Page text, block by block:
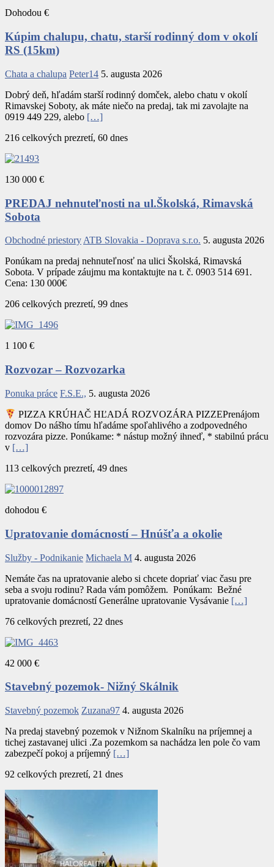
Dohodou €
Kúpim chalupu, chatu, starší rodinný dom v okolí
RS (15km)
Chata a chalupa Peter14 5. augusta 2026
Dobrý deň, hľadám starší rodinný domček, alebo chatu v okolí
Rimavskej Soboty, ak máte niečo na predaj, tak mi zavolajte na
0919 449 229, alebo […]
216 celkových prezretí, 60 dnes
130 000 €
PREDAJ nehnuteľnosti na ul.Školská, Rimavská
Sobota
Obchodné priestory ATB Slovakia - Doprava s.r.o. 5. augusta 2026
Ponúkam na predaj nehnuteľnosť na ulici Školská, Rimavská
Sobota. V prípade záujmu ma kontaktujte na t. č. 0903 514 691.
Cena: 130 000€
206 celkových prezretí, 99 dnes
1 100 €
Rozvozar – Rozvozarka
Ponuka práce F.S.E., 5. augusta 2026
PIZZA KRÚHAČ HĽADÁ ROZVOZÁRA PIZZEPrenájom
domov Do nášho tímu hľadáme spoľahlivého a zodpovedného
rozvozára pizze. Ponúkame: * nástup možný ihneď, * stabilnú prácu
v […]
113 celkových prezretí, 49 dnes
dohodou €
Upratovanie domácností – Hnúšťa a okolie
Služby - Podnikanie Michaela M 4. augusta 2026
Nemáte čas na upratovanie alebo si chcete dopriať viac času pre
seba a svoju rodinu? Rada vám pomôžem. Ponúkam: Bežné
upratovanie domácností Generálne upratovanie Vysávanie […]
76 celkových prezretí, 22 dnes
42 000 €
Stavebný pozemok- Nižný Skálnik
Stavebný pozemok Zuzana97 4. augusta 2026
Na predaj stavebný pozemok v Nižnom Skalníku na príjemnej a
tichej zastavanej ulici .Za pozemkom sa nachádza len pole čo vam
zabezpečí pokoj a príjemný […]
92 celkových prezretí, 21 dnes